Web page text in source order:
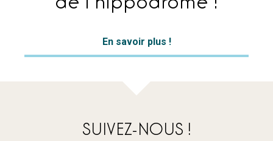
En savoir plus !
SUIVEZ-NOUS !